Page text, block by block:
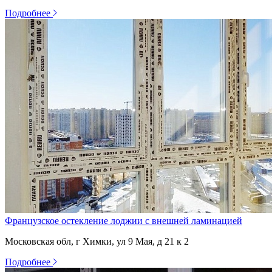
Подробнее
Французское остекление лоджии с внешней ламинацией
Московская обл, г Химки, ул 9 Мая, д 21 к 2
Подробнее